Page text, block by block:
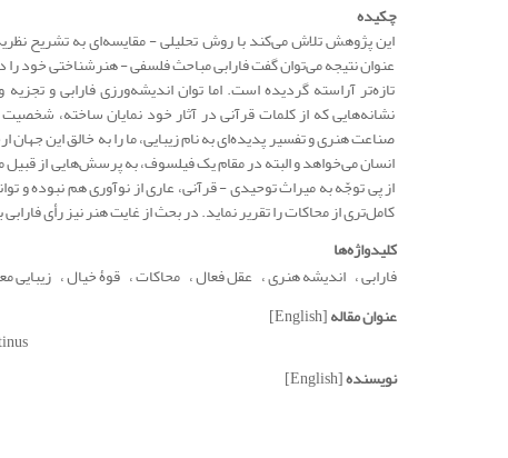
چکیده
این پژوهش تلاش می‌کند با روش تحلیلی - مقایسه‌ای به تشریح
عنوان نتیجه می‌توان گفت فارابی مباحث فلسفی - هنرشناختی خود
تازه‌تر آراسته گردیده است. اما توان اندیشه‌ورزی فارابی و
نشانه‌هایی که از کلمات قرآنی در آثار خود نمایان ساخته،
صناعت هنری و تفسیر پدیده‌ای به نام زیبایی، ما را به خالق این
انسان می‌خواهد و البته در مقام یک فیلسوف، به پرسش‌هایی از قبیل
از پی توجّه به میراث توحیدی - قرآنی، عاری از نوآوری هم نبوده
کامل‌تری از محاکات را تقریر نماید. در بحث از غایت هنر نیز رأی
کلیدواژه‌ها
فارابی اندیشه هنری عقل فعال محاکات قوۀ خیال زیبایی
عنوان مقاله[English]
نویسنده[English]